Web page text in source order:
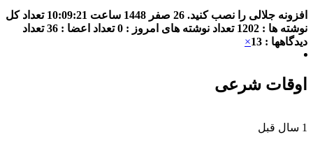
افزونه جلالی را نصب کنید. 26 صفر 1448 ساعت 10:09:21 تعداد کل
نوشته ها : 1202
تعداد نوشته های امروز : 0 تعداد اعضا : 36
تعداد
دیدگاهها : 13
×
اوقات شرعی
1 سال قبل